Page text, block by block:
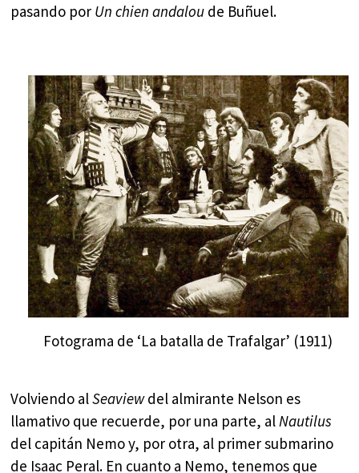
pasando por Un chien andalou de Buñuel.
Fotograma de ‘La batalla de Trafalgar’ (1911)
Volviendo alSeaviewdel almirante Nelson es
llamativo que recuerde, por una parte, alNautilus
del capitán Nemo y, por otra, al primer submarino
de Isaac Peral. En cuanto a Nemo, tenemos que